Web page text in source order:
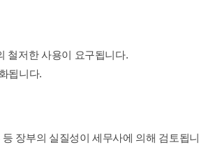
철저한 사용이 요구됩니다.
됩니다.
장부의 실질성이 세무사에 의해 검토됩니